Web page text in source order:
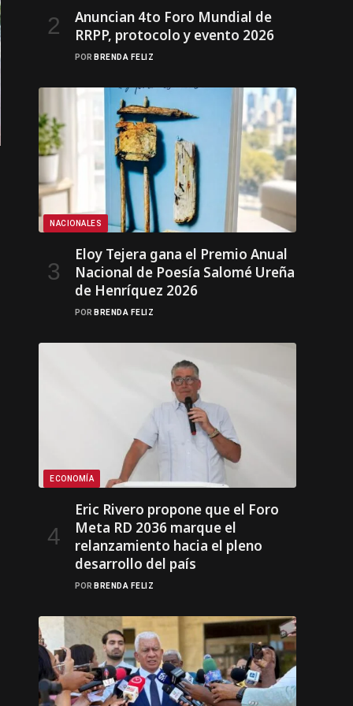
Anuncian 4to Foro Mundial de
RRPP, protocolo y evento 2026
POR BRENDA FELIZ
NACIONALES
Eloy Tejera gana el Premio Anual
Nacional de Poesía Salomé Ureña
de Henríquez 2026
POR BRENDA FELIZ
ECONOMÍA
Eric Rivero propone que el Foro
Meta RD 2036 marque el
relanzamiento hacia el pleno
desarrollo del país
POR BRENDA FELIZ